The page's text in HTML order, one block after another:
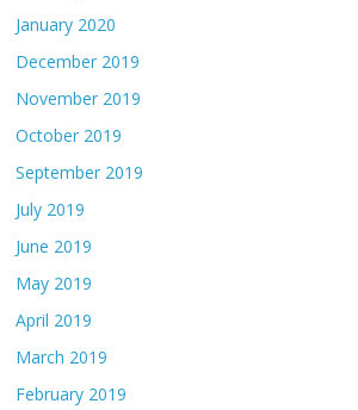
January 2020
December 2019
November 2019
October 2019
September 2019
July 2019
June 2019
May 2019
April 2019
March 2019
February 2019